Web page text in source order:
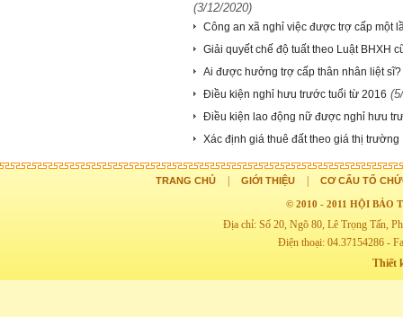
(3/12/2020)
Công an xã nghỉ việc được trợ cấp một
Giải quyết chế độ tuất theo Luật BHXH
Ai được hưởng trợ cấp thân nhân liệt sĩ?
Điều kiện nghỉ hưu trước tuổi từ 2016
Điều kiện lao động nữ được nghỉ hưu
Xác định giá thuê đất theo giá thị trường
TRANG CHỦ GIỚI THIỆU CƠ CẤU TỔ
© 2010 - 2011 HỘI BẢO
Địa chỉ: Số 20, Ngõ 80, Lê Trọng Tấn,
Điện thoại: 04.37154286 -
Thiết